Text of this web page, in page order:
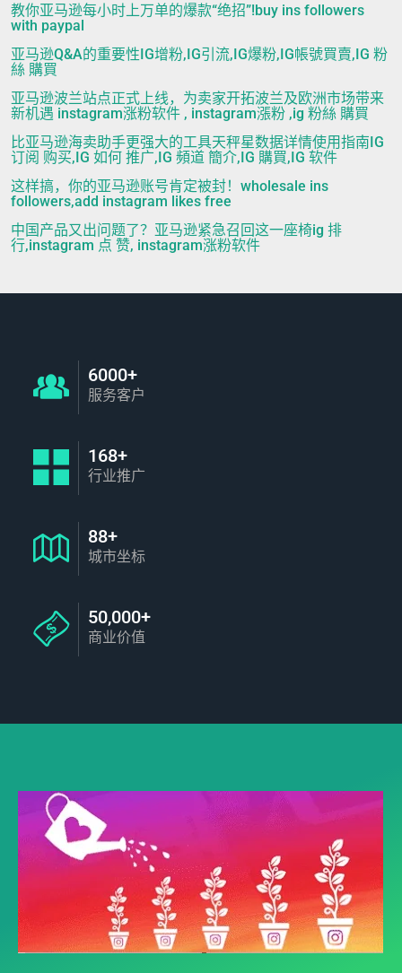
教你亚马逊每小时上万单的爆款“绝招”!buy ins followers
with paypal
亚马逊Q&A的重要性IG增粉,IG引流,IG爆粉,IG帳號買賣,IG 粉
絲 購買
亚马逊波兰站点正式上线，为卖家开拓波兰及欧洲市场带来
新机遇 instagram涨粉软件 , instagram漲粉 ,ig 粉絲 購買
比亚马逊海卖助手更强大的工具天秤星数据详情使用指南IG
订阅 购买,IG 如何 推广,IG 頻道 簡介,IG 購買,IG 软件
这样搞，你的亚马逊账号肯定被封！wholesale ins
followers,add instagram likes free
中国产品又出问题了？亚马逊紧急召回这一座椅ig 排
行,instagram 点 赞, instagram涨粉软件
6000+
服务客户
168+
行业推广
88+
城市坐标
50,000+
商业价值